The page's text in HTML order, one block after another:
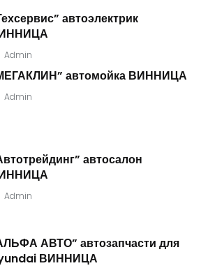
автоэлектрик
Admin
автомойка ВИННИЦА
Admin
автосалон
Admin
АВТО” автозапчасти для
ВИННИЦА